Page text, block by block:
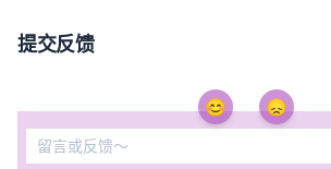
提交反馈
😊 😞